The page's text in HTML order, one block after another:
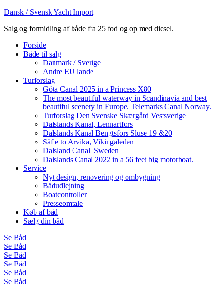
Dansk / Svensk Yacht Import
Salg og formidling af både fra 25 fod og op med diesel.
Forside
Både til salg
Danmark / Sverige
Andre EU lande
Turforslag
Göta Canal 2025 in a Princess X80
The most beautiful waterway in Scandinavia and best
beautiful scenery in Europe. Telemarks Canal Norway.
Turforslag Den Svenske Skærgård Vestsverige
Dalslands Kanal, Lennartfors
Dalslands Kanal Bengtsfors Sluse 19 &20
Säfle to Arvika, Vikingaleden
Dalsland Canal, Sweden
Dalslands Canal 2022 in a 56 feet big motorboat.
Service
Nyt design, renovering og ombygning
Bådudlejning
Boatcontroller
Presseomtale
Køb af båd
Sælg din båd
Se Båd
Se Båd
Se Båd
Se Båd
Se Båd
Se Båd